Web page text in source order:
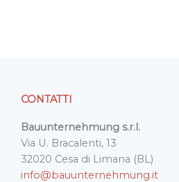
CONTATTI
Bauunternehmung s.r.l.
Via U. Bracalenti, 13
32020 Cesa di Limana (BL)
info@bauunternehmung.it